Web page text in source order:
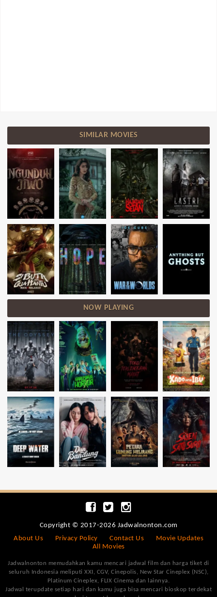
SIMILAR MOVIES
NOW PLAYING
Copyright © 2017-2026 Jadwalnonton.com
About Us
Privacy Policy Contact Us
Movie Updates
All Movies
Jadwalnonton memudahkan kamu mencari jadwal film dan harga tiket di
seluruh Indonesia meliputi XXI, CGV, Cinepolis, New Star Cineplex (NSC),
Platinum Cineplex, FLIX Cinema dan lainnya.
Jadwal terupdate setiap hari dan kamu juga bisa mencari bioskop terdekat